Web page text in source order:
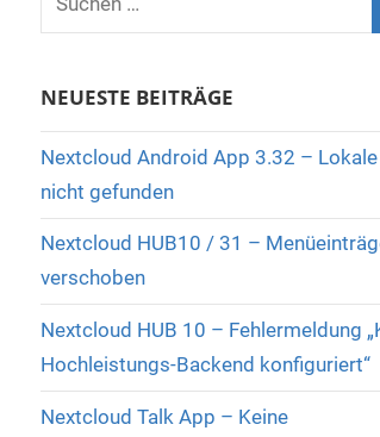
NEUESTE BEITRÄGE
Nextcloud Android App 3.32 – Lokale
nicht gefunden
Nextcloud HUB10 / 31 –
verschoben
Nextcloud HUB 10 – Fehlermeldung
Hochleistungs-Backend konfiguriert“
Nextcloud Talk App – Keine